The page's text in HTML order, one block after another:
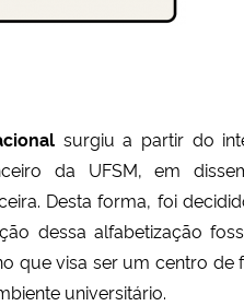
surgiu a partir do
da UFSM, em
Desta forma, foi
dessa alfabetização
que visa ser um centro
universitário.